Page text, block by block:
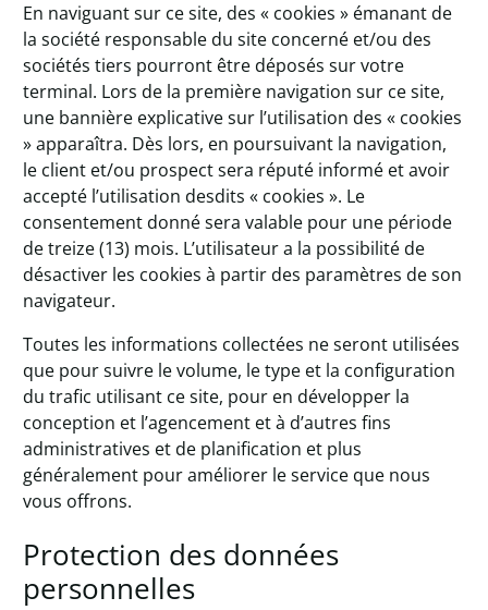
En naviguant sur ce site, des « cookies » émanant de
la société responsable du site concerné et/ou des
sociétés tiers pourront être déposés sur votre
terminal. Lors de la première navigation sur ce site,
une bannière explicative sur l’utilisation des « cookies
» apparaîtra. Dès lors, en poursuivant la navigation,
le client et/ou prospect sera réputé informé et avoir
accepté l’utilisation desdits « cookies ». Le
consentement donné sera valable pour une période
de treize (13) mois. L’utilisateur a la possibilité de
désactiver les cookies à partir des paramètres de son
navigateur.
Toutes les informations collectées ne seront utilisées
que pour suivre le volume, le type et la configuration
du trafic utilisant ce site, pour en développer la
conception et l’agencement et à d’autres fins
administratives et de planification et plus
généralement pour améliorer le service que nous
vous offrons.
Protection des données
personnelles